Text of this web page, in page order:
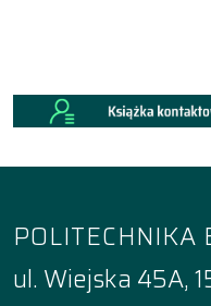
POLITECHNIKA
ul. Wiejska 45A,